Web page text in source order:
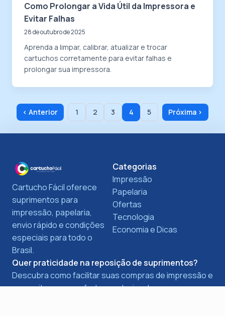
Como Prolongar a Vida Útil da Impressora e
Evitar Falhas
28 de outubro de 2025
Aprenda a limpar, calibrar, atualizar e trocar
cartuchos corretamente para evitar falhas e
prolongar sua impressora.
‹ Anterior 1 2 3 4 5 Próxima ›
Cartucho Fácil oferece
suprimentos para
impressão, papelaria,
envio rápido e condições
especiais para todo o
Brasil.
Categorias
Impressão
Papelaria
Ofertas
Tecnologia
Economia e Dicas
Quer praticidade na reposição de suprimentos?
Descubra como facilitar suas compras de impressão e
aproveite nossas ofertas exclusivas!